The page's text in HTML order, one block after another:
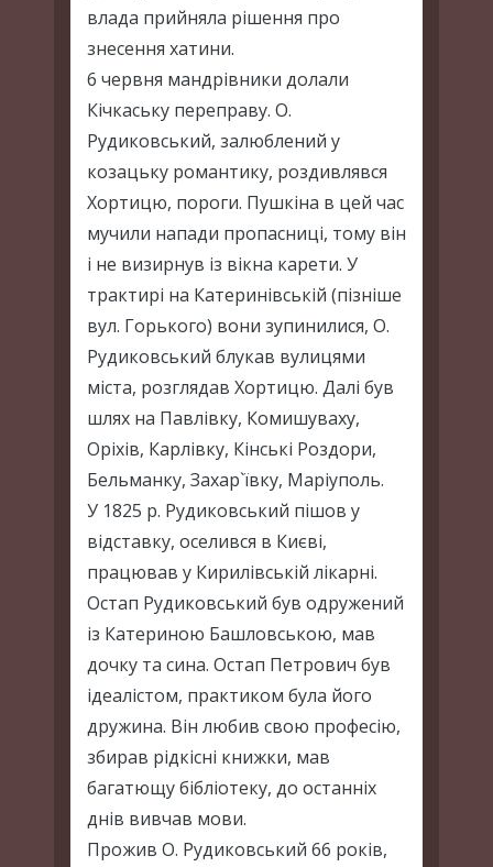
влада прийняла рішення про
знесення хатини.
6 червня мандрівники долали
Кічкаську переправу. О.
Рудиковський, залюблений у
козацьку романтику, роздивлявся
Хортицю, пороги. Пушкіна в цей час
мучили напади пропасниці, тому він
і не визирнув із вікна карети. У
трактирі на Катеринівській (пізніше
вул. Горького) вони зупинилися, О.
Рудиковський блукав вулицями
міста, розглядав Хортицю. Далі був
шлях на Павлівку, Комишуваху,
Оріхів, Карлівку, Кінські Роздори,
Бельманку, Захар`ївку, Маріуполь.
У 1825 р. Рудиковський пішов у
відставку, оселився в Києві,
працював у Кирилівській лікарні.
Остап Рудиковський був одружений
із Катериною Башловською, мав
дочку та сина. Остап Петрович був
ідеалістом, практиком була його
дружина. Він любив свою професію,
збирав рідкісні книжки, мав
багатющу бібліотеку, до останніх
днів вивчав мови.
Прожив О. Рудиковський 66 років,